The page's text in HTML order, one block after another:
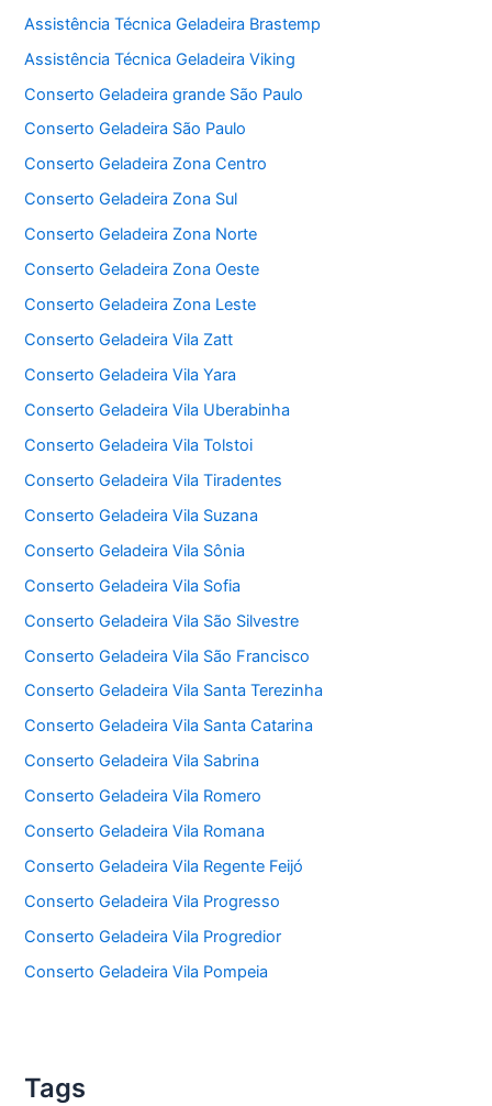
Assistência Técnica Geladeira Brastemp
Assistência Técnica Geladeira Viking
Conserto Geladeira grande São Paulo
Conserto Geladeira São Paulo
Conserto Geladeira Zona Centro
Conserto Geladeira Zona Sul
Conserto Geladeira Zona Norte
Conserto Geladeira Zona Oeste
Conserto Geladeira Zona Leste
Conserto Geladeira Vila Zatt
Conserto Geladeira Vila Yara
Conserto Geladeira Vila Uberabinha
Conserto Geladeira Vila Tolstoi
Conserto Geladeira Vila Tiradentes
Conserto Geladeira Vila Suzana
Conserto Geladeira Vila Sônia
Conserto Geladeira Vila Sofia
Conserto Geladeira Vila São Silvestre
Conserto Geladeira Vila São Francisco
Conserto Geladeira Vila Santa Terezinha
Conserto Geladeira Vila Santa Catarina
Conserto Geladeira Vila Sabrina
Conserto Geladeira Vila Romero
Conserto Geladeira Vila Romana
Conserto Geladeira Vila Regente Feijó
Conserto Geladeira Vila Progresso
Conserto Geladeira Vila Progredior
Conserto Geladeira Vila Pompeia
Tags